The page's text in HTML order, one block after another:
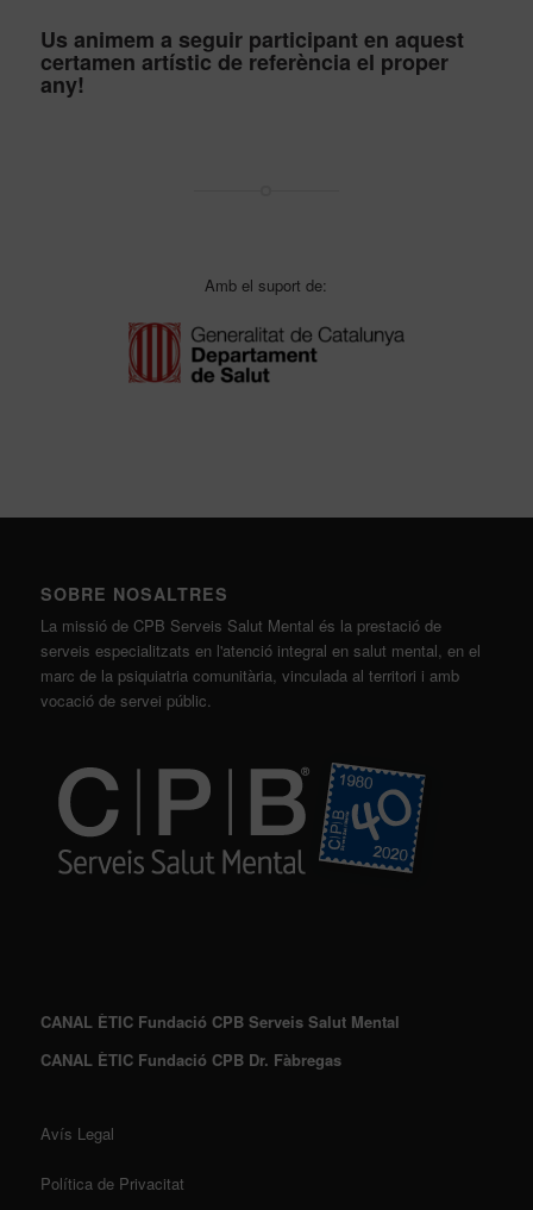
Us animem a seguir participant en aquest
certamen artístic de referència el proper
any!
Amb el suport de:
SOBRE NOSALTRES
La missió de CPB Serveis Salut Mental és la prestació de
serveis especialitzats en l'atenció integral en salut mental, en el
marc de la psiquiatria comunitària, vinculada al territori i amb
vocació de servei públic.
CANAL ÈTIC Fundació CPB Serveis Salut Mental
CANAL ÈTIC Fundació CPB Dr. Fàbregas
Avís Legal
Política de Privacitat